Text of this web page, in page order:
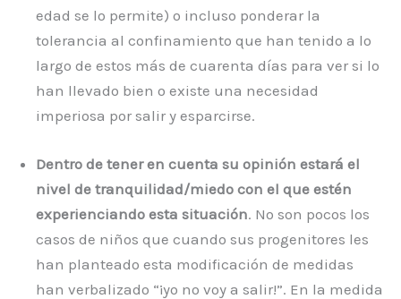
edad se lo permite) o incluso ponderar la
tolerancia al confinamiento que han tenido a lo
largo de estos más de cuarenta días para ver si lo
han llevado bien o existe una necesidad
imperiosa por salir y esparcirse.
Dentro de tener en cuenta su opinión estará el
nivel de tranquilidad/miedo con el que estén
experienciando esta situación. No son pocos los
casos de niños que cuando sus progenitores les
han planteado esta modificación de medidas
han verbalizado “¡yo no voy a salir!”. En la medida